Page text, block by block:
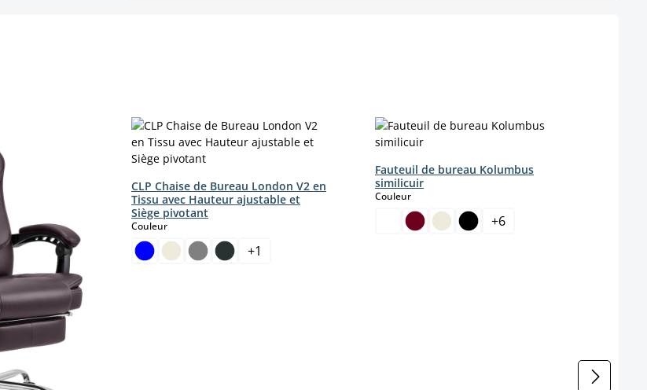
CLP Chaise de Bureau London V2 en
Tissu avec Hauteur ajustable et
Siège pivotant
Couleurselect
+1
Fauteuil de bureau Kolumbus
similicuir
Couleurselect
+6